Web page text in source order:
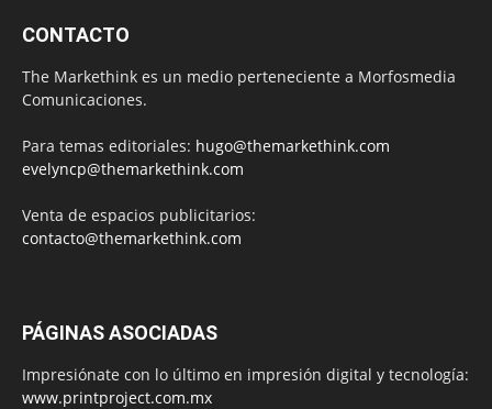
CONTACTO
The Markethink es un medio perteneciente a Morfosmedia
Comunicaciones.
Para temas editoriales: hugo@themarkethink.com
evelyncp@themarkethink.com
Venta de espacios publicitarios:
contacto@themarkethink.com
PÁGINAS ASOCIADAS
Impresiónate con lo último en impresión digital y tecnología:
www.printproject.com.mx